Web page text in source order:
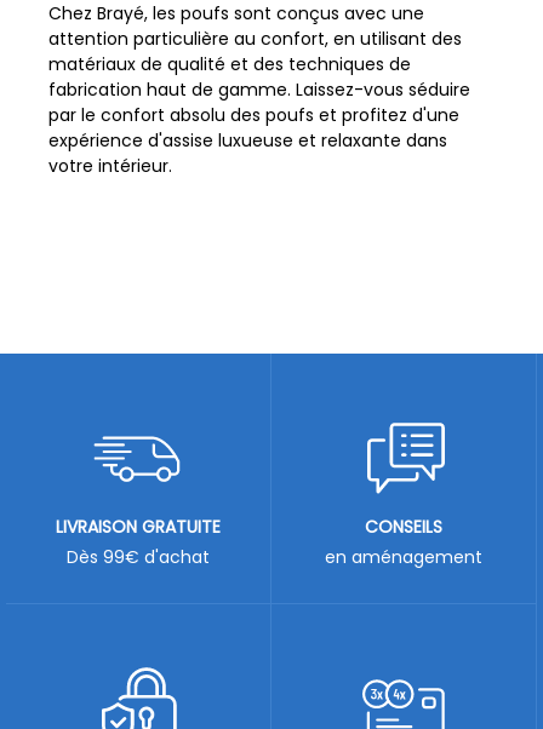
Chez Brayé, les poufs sont conçus avec une
attention particulière au confort, en utilisant des
matériaux de qualité et des techniques de
fabrication haut de gamme. Laissez-vous séduire
par le confort absolu des poufs et profitez d'une
expérience d'assise luxueuse et relaxante dans
votre intérieur.
LIVRAISON GRATUITE
Dès 99€ d'achat
CONSEILS
en aménagement